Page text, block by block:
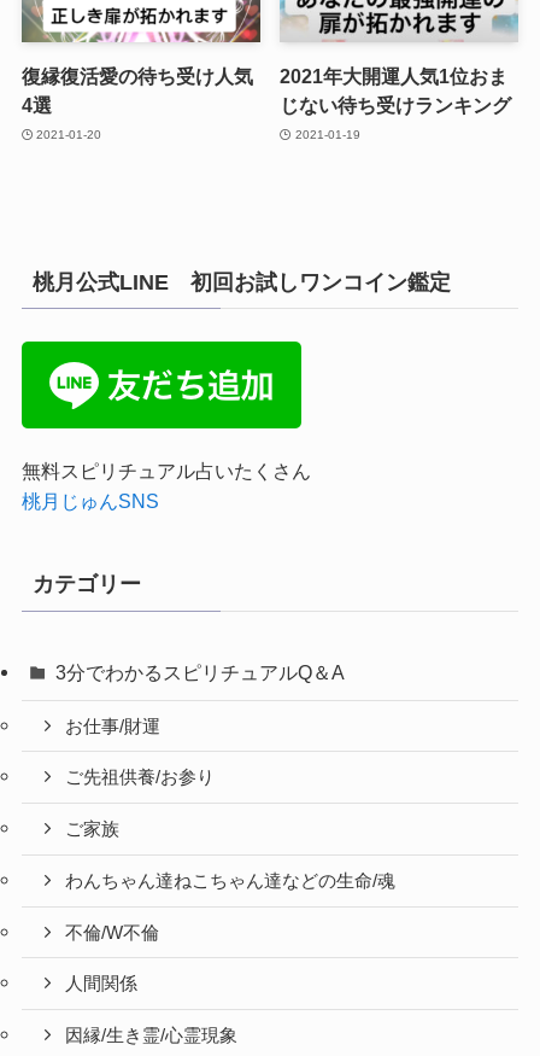
復縁復活愛の待ち受け人気
4選
2021-01-20
2021年大開運人気1位おま
じない待ち受けランキング
2021-01-19
桃月公式LINE 初回お試しワンコイン鑑定
無料スピリチュアル占いたくさん
桃月じゅんSNS
カテゴリー
3分でわかるスピリチュアルQ＆A
お仕事/財運
ご先祖供養/お参り
ご家族
わんちゃん達ねこちゃん達などの生命/魂
不倫/W不倫
人間関係
因縁/生き霊/心霊現象